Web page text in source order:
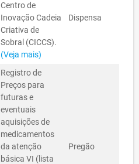
Centro de
Inovação Cadeia
Criativa de
Sobral (CICCS).
(Veja mais)
Dispensa
Registro de
Preços para
futuras e
eventuais
aquisições de
medicamentos
da atenção
básica VI (lista
Pregão